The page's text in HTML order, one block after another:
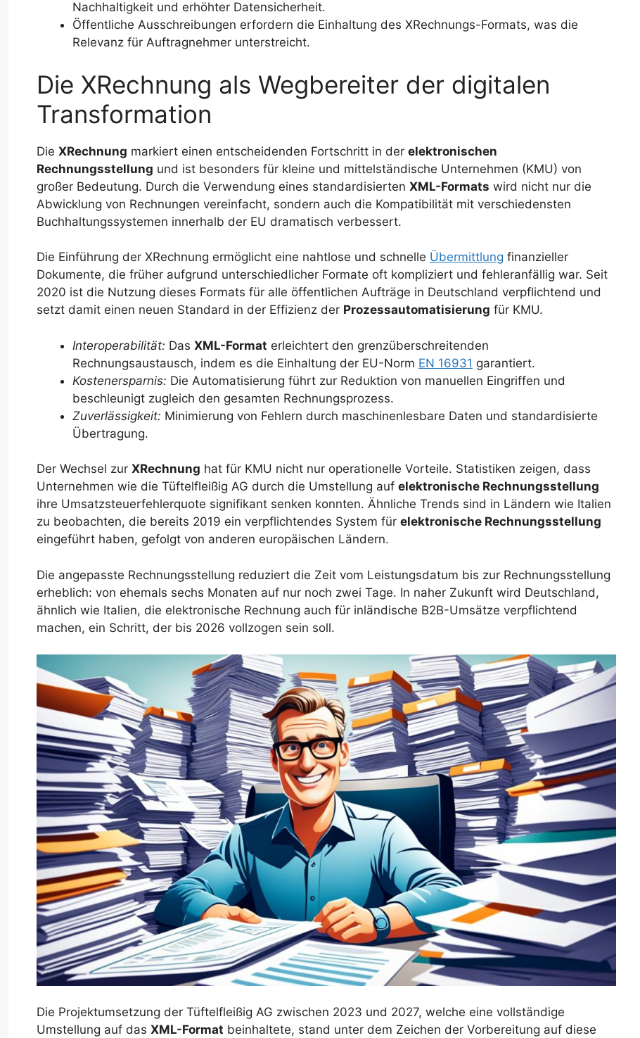
Nachhaltigkeit und erhöhter Datensicherheit.
Öffentliche Ausschreibungen erfordern die Einhaltung des XRechnungs-Formats, was die
Relevanz für Auftragnehmer unterstreicht.
Die XRechnung als Wegbereiter der digitalen
Transformation
Die XRechnung markiert einen entscheidenden Fortschritt in der elektronischen
Rechnungsstellung und ist besonders für kleine und mittelständische Unternehmen (KMU) von
großer Bedeutung. Durch die Verwendung eines standardisierten XML-Formats wird nicht nur die
Abwicklung von Rechnungen vereinfacht, sondern auch die Kompatibilität mit verschiedensten
Buchhaltungssystemen innerhalb der EU dramatisch verbessert.
Die Einführung der XRechnung ermöglicht eine nahtlose und schnelle Übermittlung finanzieller
Dokumente, die früher aufgrund unterschiedlicher Formate oft kompliziert und fehleranfällig war. Seit
2020 ist die Nutzung dieses Formats für alle öffentlichen Aufträge in Deutschland verpflichtend und
setzt damit einen neuen Standard in der Effizienz der Prozessautomatisierung für KMU.
Interoperabilität: Das XML-Format erleichtert den grenzüberschreitenden
Rechnungsaustausch, indem es die Einhaltung der EU-Norm EN 16931 garantiert.
Kostenersparnis: Die Automatisierung führt zur Reduktion von manuellen Eingriffen und
beschleunigt zugleich den gesamten Rechnungsprozess.
Zuverlässigkeit: Minimierung von Fehlern durch maschinenlesbare Daten und standardisierte
Übertragung.
Der Wechsel zur XRechnung hat für KMU nicht nur operationelle Vorteile. Statistiken zeigen, dass
Unternehmen wie die Tüftelfleißig AG durch die Umstellung auf elektronische Rechnungsstellung
ihre Umsatzsteuerfehlerquote signifikant senken konnten. Ähnliche Trends sind in Ländern wie Italien
zu beobachten, die bereits 2019 ein verpflichtendes System für elektronische Rechnungsstellung
eingeführt haben, gefolgt von anderen europäischen Ländern.
Die angepasste Rechnungsstellung reduziert die Zeit vom Leistungsdatum bis zur Rechnungsstellung
erheblich: von ehemals sechs Monaten auf nur noch zwei Tage. In naher Zukunft wird Deutschland,
ähnlich wie Italien, die elektronische Rechnung auch für inländische B2B-Umsätze verpflichtend
machen, ein Schritt, der bis 2026 vollzogen sein soll.
Die Projektumsetzung der Tüftelfleißig AG zwischen 2023 und 2027, welche eine vollständige
Umstellung auf das XML-Format beinhaltete, stand unter dem Zeichen der Vorbereitung auf diese